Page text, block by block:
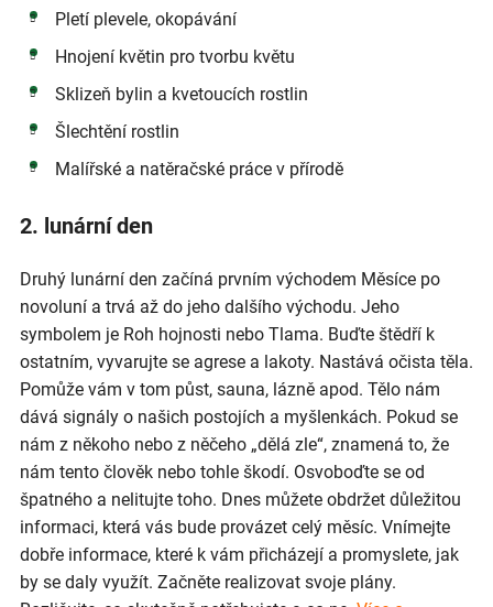
Pletí plevele, okopávání
Hnojení květin pro tvorbu květu
Sklizeň bylin a kvetoucích rostlin
Šlechtění rostlin
Malířské a natěračské práce v přírodě
2. lunární den
Druhý lunární den začíná prvním východem Měsíce po
novoluní a trvá až do jeho dalšího východu. Jeho
symbolem je Roh hojnosti nebo Tlama. Buďte štědří k
ostatním, vyvarujte se agrese a lakoty. Nastává očista těla.
Pomůže vám v tom půst, sauna, lázně apod. Tělo nám
dává signály o našich postojích a myšlenkách. Pokud se
nám z někoho nebo z něčeho „dělá zle“, znamená to, že
nám tento člověk nebo tohle škodí. Osvoboďte se od
špatného a nelitujte toho. Dnes můžete obdržet důležitou
informaci, která vás bude provázet celý měsíc. Vnímejte
dobře informace, které k vám přicházejí a promyslete, jak
by se daly využít. Začněte realizovat svoje plány.